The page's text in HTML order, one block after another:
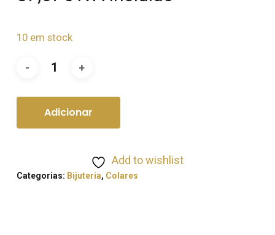
10 em stock
Adicionar
Add to wishlist
Categorias: Bijuteria, Colares